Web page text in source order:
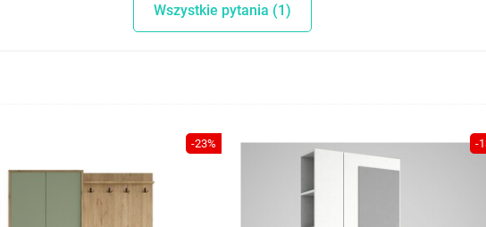
Wszystkie pytania (1)
-23% -